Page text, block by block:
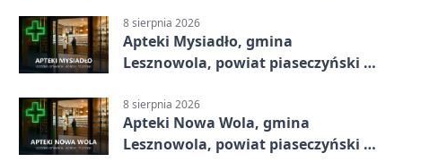
8 sierpnia 2026
Apteki Mysiadło, gmina
Lesznowola, powiat piaseczyński -
8 sierpnia 2026
Apteki Nowa Wola, gmina
Lesznowola, powiat piaseczyński -